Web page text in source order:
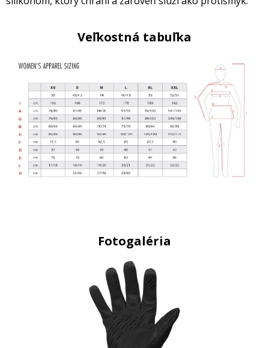
Veľkostná tabuľka
Fotogaléria